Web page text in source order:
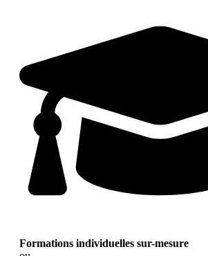
Formations individuelles sur-mesure